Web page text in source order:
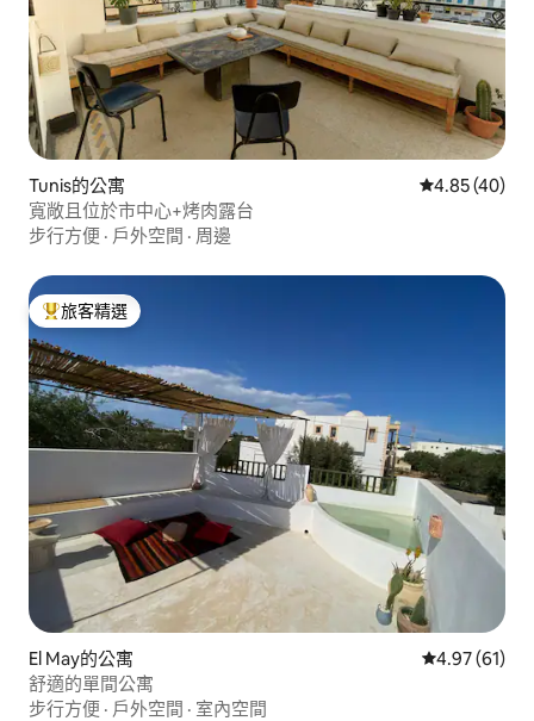
Tunis的公寓 從 40 則評價
4.85 (40)
寬敞且位於市中心+烤肉露台
步行方便 · 戶外空間 · 周邊
旅客精選榜首
旅客精選
El May的公寓 從 61 則評價
4.97 (61)
舒適的單間公寓
步行方便 · 戶外空間 · 室內空間